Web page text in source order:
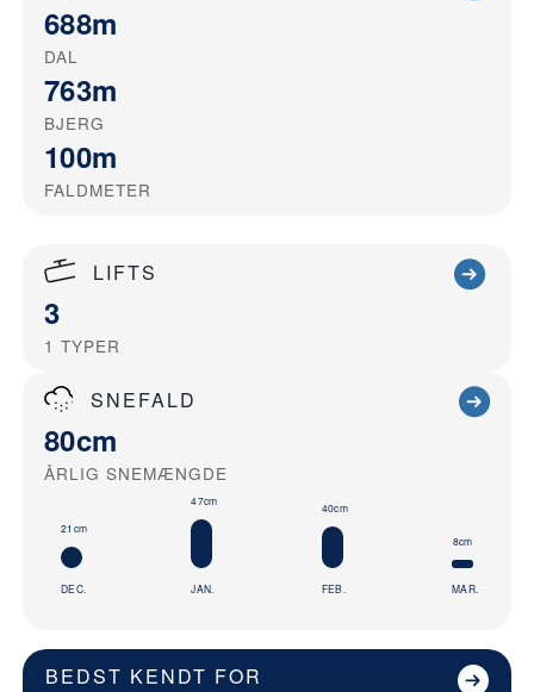
688m
DAL
763m
BJERG
100m
FALDMETER
LIFTS
3
1 TYPER
SNEFALD
80cm
ÅRLIG SNEMÆNGDE
21cm
DEC.
47cm
JAN.
40cm
FEB.
8cm
MAR.
BEDST KENDT FOR